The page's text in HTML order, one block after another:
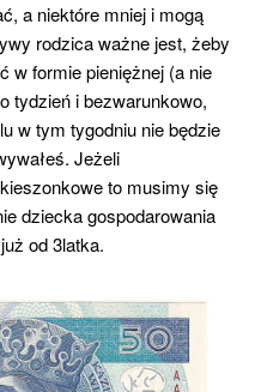
a niektóre mniej i mogą
rodzica ważne jest, żeby
w formie pieniężnej (a nie
tydzień i bezwarunkowo,
w tym tygodniu nie będzie
Jeżeli
to musimy się
dziecka gospodarowania
od 3latka.